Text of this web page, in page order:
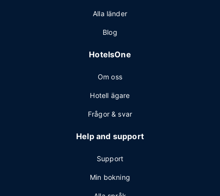
Alla länder
Blog
HotelsOne
Om oss
Hotell ägare
Frågor & svar
Help and support
Support
Min bokning